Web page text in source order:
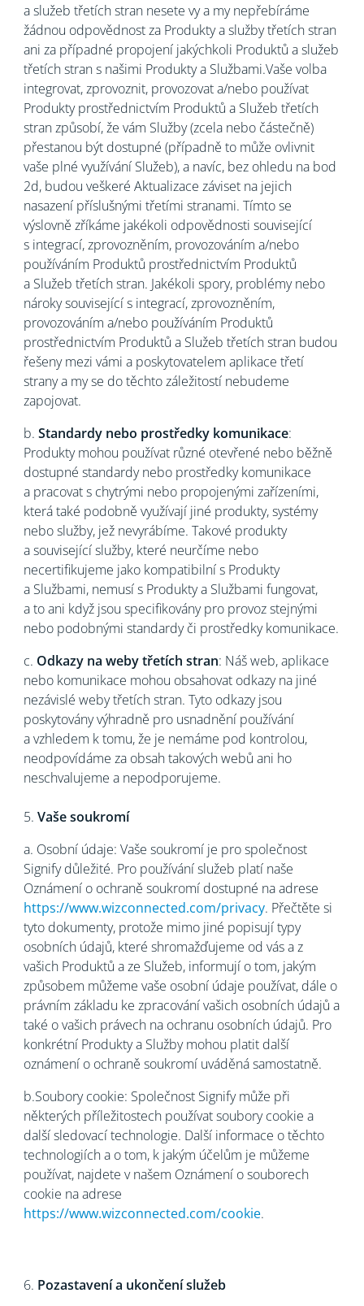
a služeb třetích stran nesete vy a my nepřebíráme
žádnou odpovědnost za Produkty a služby třetích stran
ani za případné propojení jakýchkoli Produktů a služeb
třetích stran s našimi Produkty a Službami.Vaše volba
integrovat, zprovoznit, provozovat a/nebo používat
Produkty prostřednictvím Produktů a Služeb třetích
stran způsobí, že vám Služby (zcela nebo částečně)
přestanou být dostupné (případně to může ovlivnit
vaše plné využívání Služeb), a navíc, bez ohledu na bod
2d, budou veškeré Aktualizace záviset na jejich
nasazení příslušnými třetími stranami. Tímto se
výslovně zříkáme jakékoli odpovědnosti související
s integrací, zprovozněním, provozováním a/nebo
používáním Produktů prostřednictvím Produktů
a Služeb třetích stran. Jakékoli spory, problémy nebo
nároky související s integrací, zprovozněním,
provozováním a/nebo používáním Produktů
prostřednictvím Produktů a Služeb třetích stran budou
řešeny mezi vámi a poskytovatelem aplikace třetí
strany a my se do těchto záležitostí nebudeme
zapojovat.
b. Standardy nebo prostředky komunikace:
Produkty mohou používat různé otevřené nebo běžně
dostupné standardy nebo prostředky komunikace
a pracovat s chytrými nebo propojenými zařízeními,
která také podobně využívají jiné produkty, systémy
nebo služby, jež nevyrábíme. Takové produkty
a související služby, které neurčíme nebo
necertifikujeme jako kompatibilní s Produkty
a Službami, nemusí s Produkty a Službami fungovat,
a to ani když jsou specifikovány pro provoz stejnými
nebo podobnými standardy či prostředky komunikace.
c. Odkazy na weby třetích stran: Náš web, aplikace
nebo komunikace mohou obsahovat odkazy na jiné
nezávislé weby třetích stran. Tyto odkazy jsou
poskytovány výhradně pro usnadnění používání
a vzhledem k tomu, že je nemáme pod kontrolou,
neodpovídáme za obsah takových webů ani ho
neschvalujeme a nepodporujeme.
5. Vaše soukromí
a. Osobní údaje: Vaše soukromí je pro společnost
Signify důležité. Pro používání služeb platí naše
Oznámení o ochraně soukromí dostupné na adrese
https://www.wizconnected.com/privacy. Přečtěte si
tyto dokumenty, protože mimo jiné popisují typy
osobních údajů, které shromažďujeme od vás a z
vašich Produktů a ze Služeb, informují o tom, jakým
způsobem můžeme vaše osobní údaje používat, dále o
právním základu ke zpracování vašich osobních údajů a
také o vašich právech na ochranu osobních údajů. Pro
konkrétní Produkty a Služby mohou platit další
oznámení o ochraně soukromí uváděná samostatně.
b.Soubory cookie: Společnost Signify může při
některých příležitostech používat soubory cookie a
další sledovací technologie. Další informace o těchto
technologiích a o tom, k jakým účelům je můžeme
používat, najdete v našem Oznámení o souborech
cookie na adrese
https://www.wizconnected.com/cookie.
6. Pozastavení a ukončení služeb